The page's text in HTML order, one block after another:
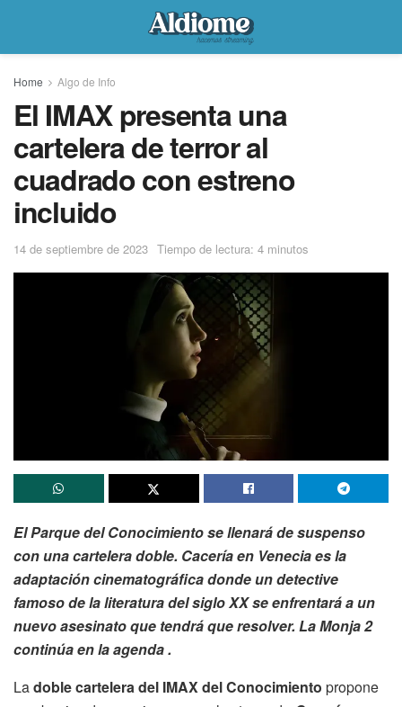
Home Algo de Info
El IMAX presenta una
cartelera de terror al
cuadrado con estreno
incluido
14 de septiembre de 2023 Tiempo de lectura: 4 minutos
El Parque del Conocimiento se llenará de suspenso
con una cartelera doble. Cacería en Venecia es la
adaptación cinematográfica donde un detective
famoso de la literatura del siglo XX se enfrentará a un
nuevo asesinato que tendrá que resolver. La Monja 2
continúa en la agenda .
Ladoble cartelera del IMAX del Conocimiento propone